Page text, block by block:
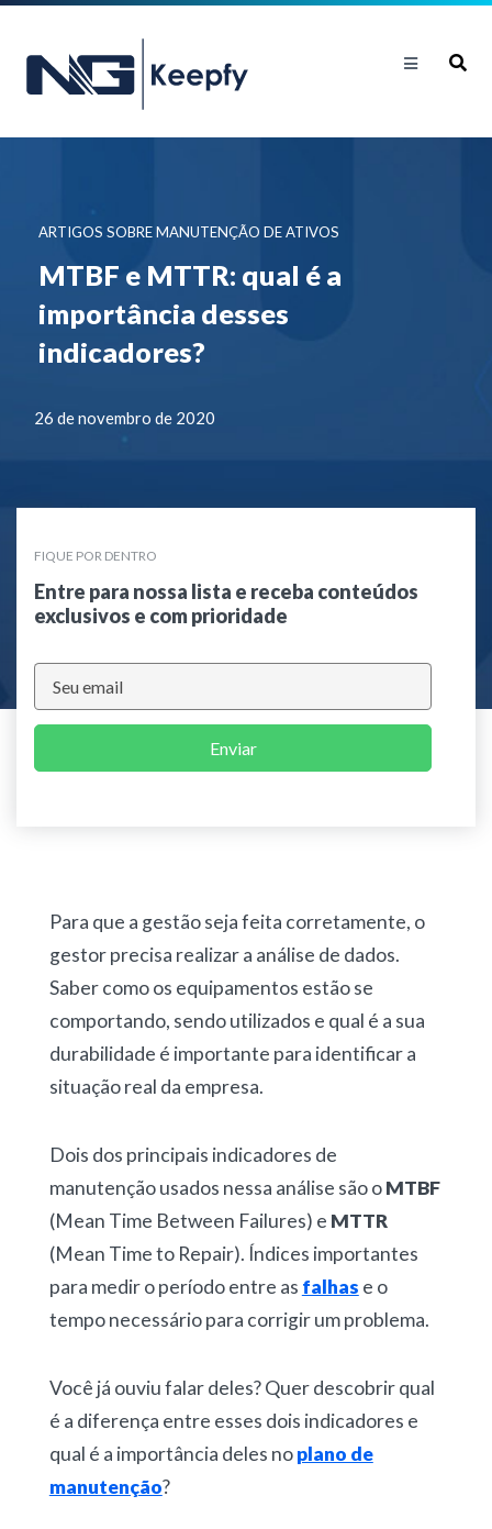
ARTIGOS SOBRE MANUTENÇÃO DE ATIVOS
MTBF e MTTR: qual é a
importância desses
indicadores?
26 de novembro de 2020
FIQUE POR DENTRO
Entre para nossa lista e receba conteúdos
exclusivos e com prioridade
Enviar
Para que a gestão seja feita corretamente, o
gestor precisa realizar a análise de dados.
Saber como os equipamentos estão se
comportando, sendo utilizados e qual é a sua
durabilidade é importante para identificar a
situação real da empresa.
Dois dos principais indicadores de
manutenção usados nessa análise são oMTBF
(Mean Time Between Failures) e MTTR
(Mean Time to Repair). Índices importantes
para medir o período entre as falhas e o
tempo necessário para corrigir um problema.
Você já ouviu falar deles? Quer descobrir qual
é a diferença entre esses dois indicadores e
qual é a importância deles noplano de
manutenção?